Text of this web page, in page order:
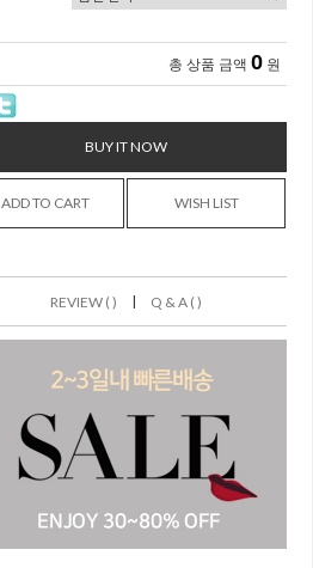
총 상품 금액 0 원
BUY IT NOW
ADD TO CART WISH LIST
REVIEW ( ) | Q & A ( )